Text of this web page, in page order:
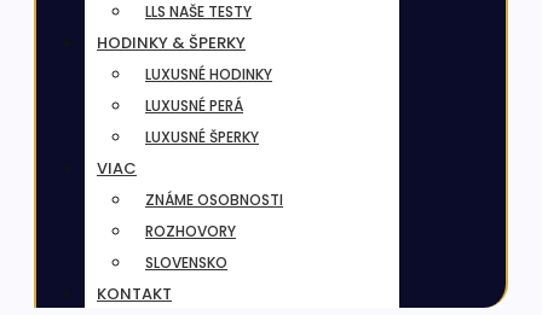
LLS NAŠE TESTY
HODINKY & ŠPERKY
LUXUSNÉ HODINKY
LUXUSNÉ PERÁ
LUXUSNÉ ŠPERKY
VIAC
ZNÁME OSOBNOSTI
ROZHOVORY
SLOVENSKO
KONTAKT